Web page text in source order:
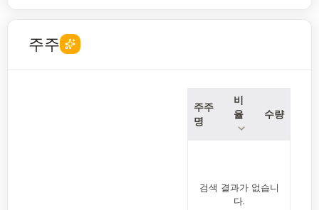
주주
주주
명
비
율
수량
검색 결과가 없습니
다.